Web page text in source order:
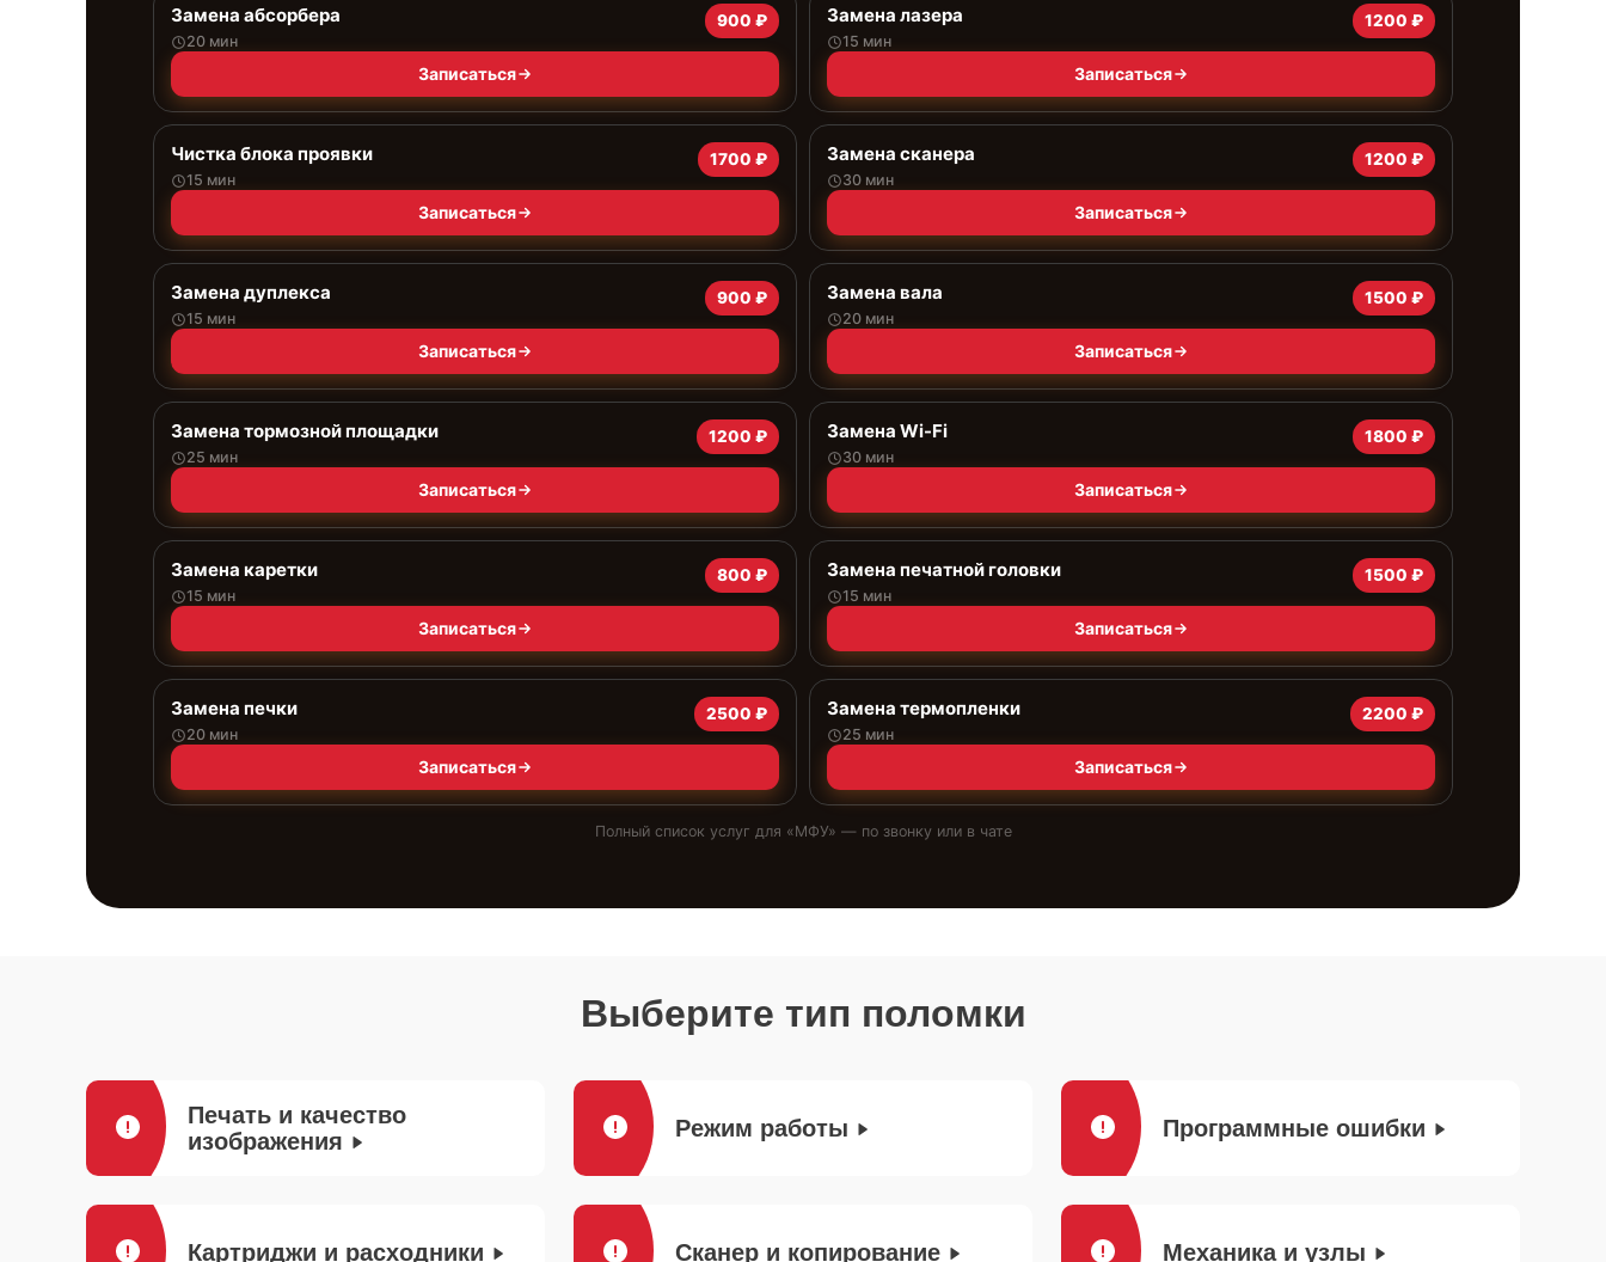
Замена абсорбера
20 мин
900 ₽
Записаться
Замена лазера
15 мин
1200 ₽
Записаться
Чистка блока проявки
15 мин
1700 ₽
Записаться
Замена сканера
30 мин
1200 ₽
Записаться
Замена дуплекса
15 мин
900 ₽
Записаться
Замена вала
20 мин
1500 ₽
Записаться
Замена тормозной площадки
25 мин
1200 ₽
Записаться
Замена Wi-Fi
30 мин
1800 ₽
Записаться
Замена каретки
15 мин
800 ₽
Записаться
Замена печатной головки
15 мин
1500 ₽
Записаться
Замена печки
20 мин
2500 ₽
Записаться
Замена термопленки
25 мин
2200 ₽
Записаться
Полный список услуг для «МФУ» — по звонку или в чате
Выберите тип поломки
Печать и качество
изображения
Режим работы Программные ошибки
Картриджи и расходники Сканер и копирование Механика и узлы